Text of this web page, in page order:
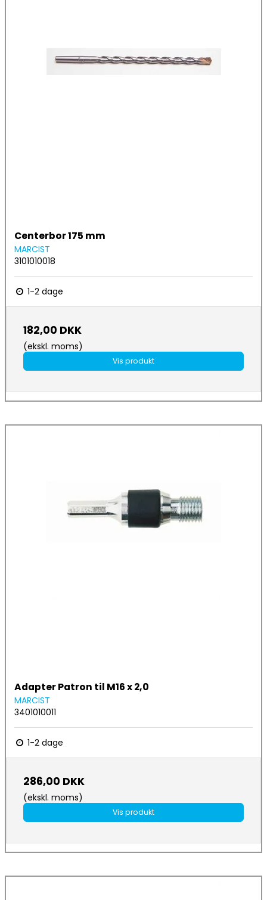
Centerbor 175 mm
MARCIST
3101010018
1-2 dage
182,00 DKK
(ekskl. moms)
Vis produkt
Adapter Patron til M16 x 2,0
MARCIST
3401010011
1-2 dage
286,00 DKK
(ekskl. moms)
Vis produkt